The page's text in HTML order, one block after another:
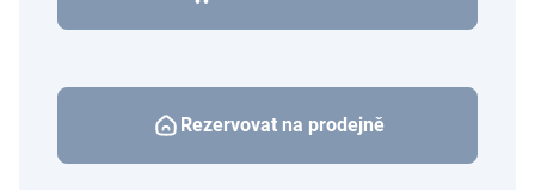
Rezervovat na prodejně